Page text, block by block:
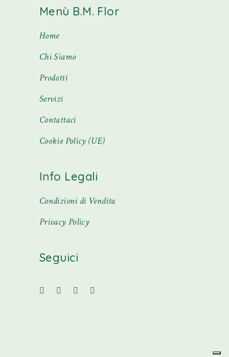
Menù B.M. Flor
Home
Chi Siamo
Prodotti
Servizi
Contattaci
Cookie Policy (UE)
Info Legali
Condizioni di Vendita
Privacy Policy
Seguici